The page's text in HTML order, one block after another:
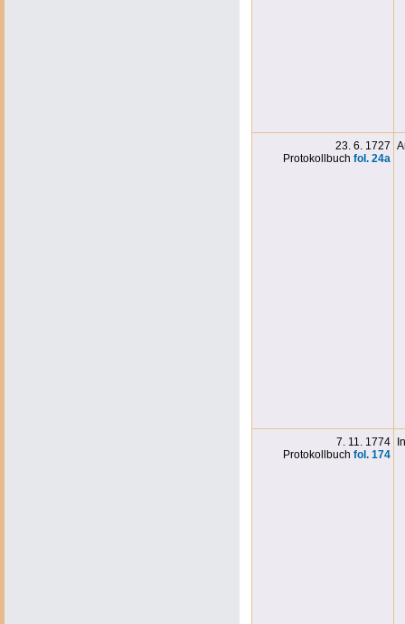
23. 6. 1727
Protokollbuch fol. 24a
7. 11. 1774
Protokollbuch fol. 174